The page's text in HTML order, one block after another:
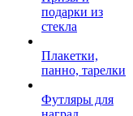
подарки из
стекла
Плакетки,
панно, тарелки
Футляры для